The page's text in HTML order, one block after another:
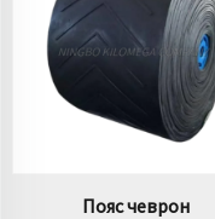
Пояс чеврон